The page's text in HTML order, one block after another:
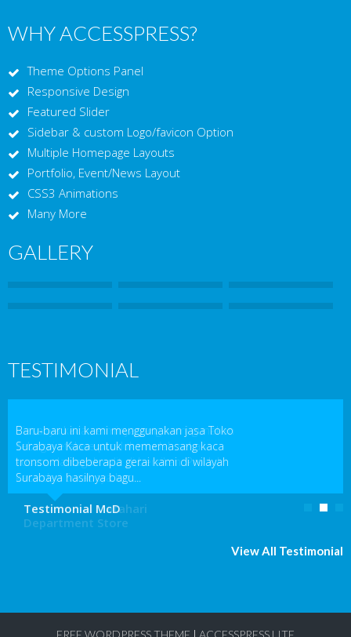
WHY ACCESSPRESS?
Theme Options Panel
Responsive Design
Featured Slider
Sidebar & custom Logo/favicon Option
Multiple Homepage Layouts
Portfolio, Event/News Layout
CSS3 Animations
Many More
GALLERY
TESTIMONIAL
Biasanya kaca cerminya yang kami gunakan
sebagai etalase produk mudah sekali
kusam dan agak sulit di bersikan. Produk
kaca dari Surabaya kac...
Testimonial Matahari
Department Store
Baru-baru ini kami menggunakan jasa Toko
Surabaya Kaca untuk mememasang kaca
tronsom dibeberapa gerai kami di wilayah
Surabaya hasilnya bagu...
Testimonial McD
View All Testimonial
FREE WORDPRESS THEME | ACCESSPRESS LITE